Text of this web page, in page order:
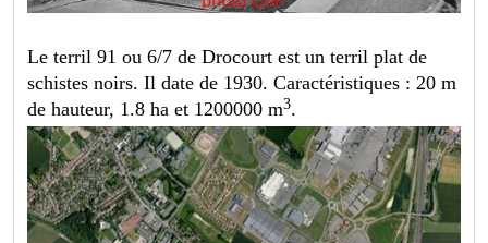
Le terril 91 ou 6/7 de Drocourt est un terril plat de
schistes noirs. Il date de 1930. Caractéristiques : 20 m
de hauteur, 1.8 ha et 1200000 m3.